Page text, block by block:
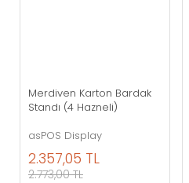
Merdiven Karton Bardak
Standı (4 Hazneli)
asPOS Display
2.357,05 TL
2.773,00 TL